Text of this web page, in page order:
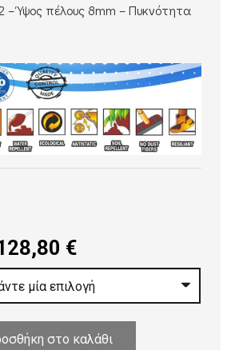
Ύψος πέλους 8mm – Πυκνότητα
€
range:
22,00 €
128,80 €
στο καλάθι